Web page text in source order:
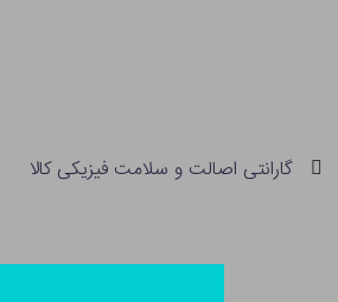
گارانتی اصالت و سلامت فیزیکی کالا